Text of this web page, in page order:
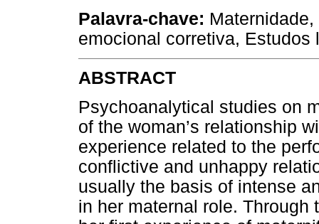
Palavra-chave:
emocional corretiva,
ABSTRACT
Psychoanalytical studies on
of the woman’s relationship
experience related to the
conflictive and unhappy
usually the basis of intense
in her maternal role.